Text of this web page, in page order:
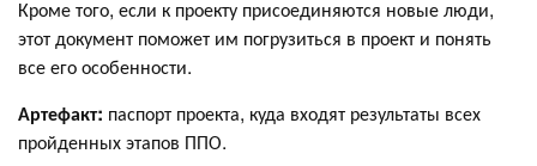
Кроме того, если к проекту присоединяются новые люди,
этот документ поможет им погрузиться в проект и понять
все его особенности.
Артефакт: паспорт проекта, куда входят результаты всех
пройденных этапов ППО.